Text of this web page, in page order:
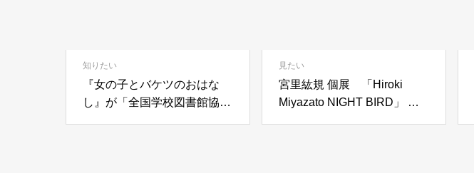
知りたい
『女の子とバケツのおはな
し』が「全国学校図書館協議
見たい
宮里紘規 個展 「Hiroki
Miyazato NIGHT BIRD」 終